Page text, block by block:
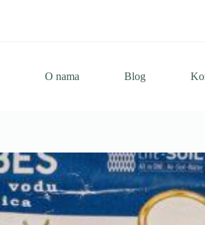
O nama Blog